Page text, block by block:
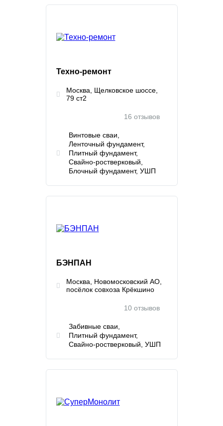
Техно-ремонт
Москва, Щелковское шоссе,
79 ст2
16 отзывов
Винтовые сваи
Ленточный фундамент
Плитный фундамент
Свайно-ростверковый
Блочный фундамент УШП
БЭНПАН
Москва, Новомосковский АО,
посёлок совхоза Крёкшино
10 отзывов
Забивные сваи
Плитный фундамент
Свайно-ростверковый УШП